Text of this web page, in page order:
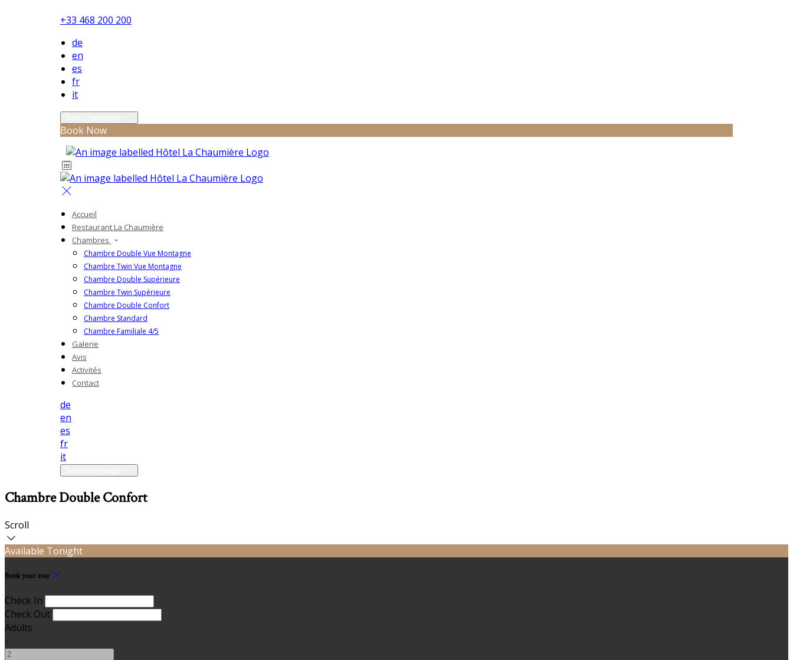
+33 468 200 200
de
en
es
fr
it
Book Now
Accueil
Restaurant La Chaumière
Chambres
Chambre Double Vue Montagne
Chambre Twin Vue Montagne
Chambre Double Supérieure
Chambre Twin Supérieure
Chambre Double Confort
Chambre Standard
Chambre Familiale 4/5
Galerie
Avis
Activités
Contact
de
en
es
fr
it
Chambre Double Confort
Scroll
Available Tonight
Book your stay
Check In
Check Out
Adults
-